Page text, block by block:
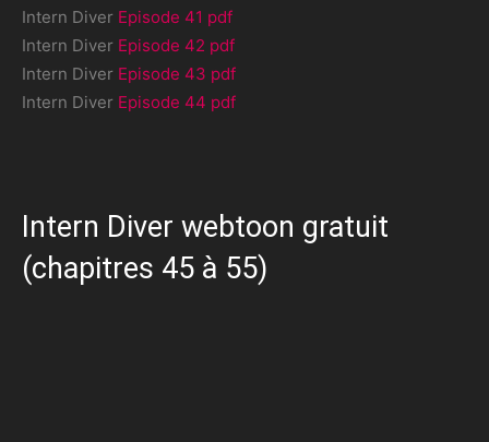
Intern Diver Episode 41 pdf
Intern Diver Episode 42 pdf
Intern Diver Episode 43 pdf
Intern Diver Episode 44 pdf
Intern Diver webtoon gratuit
(chapitres 45 à 55)